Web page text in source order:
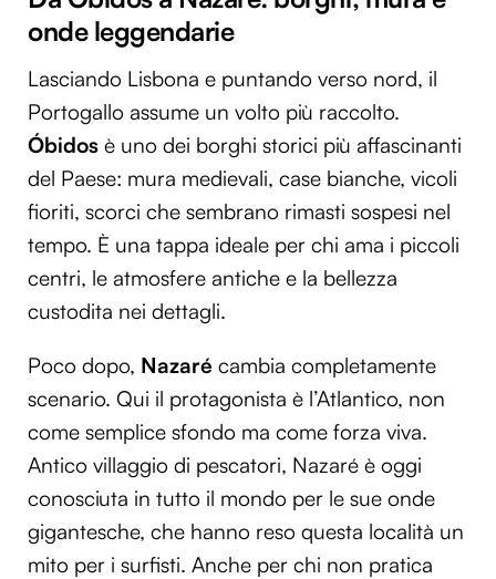
onde leggendarie
Lasciando Lisbona e puntando verso nord, il
Portogallo assume un volto più raccolto.
Óbidos è uno dei borghi storici più affascinanti
del Paese: mura medievali, case bianche, vicoli
fioriti, scorci che sembrano rimasti sospesi nel
tempo. È una tappa ideale per chi ama i piccoli
centri, le atmosfere antiche e la bellezza
custodita nei dettagli.
Poco dopo, Nazaré cambia completamente
scenario. Qui il protagonista è l’Atlantico, non
come semplice sfondo ma come forza viva.
Antico villaggio di pescatori, Nazaré è oggi
conosciuta in tutto il mondo per le sue onde
gigantesche, che hanno reso questa località un
mito per i surfisti. Anche per chi non pratica